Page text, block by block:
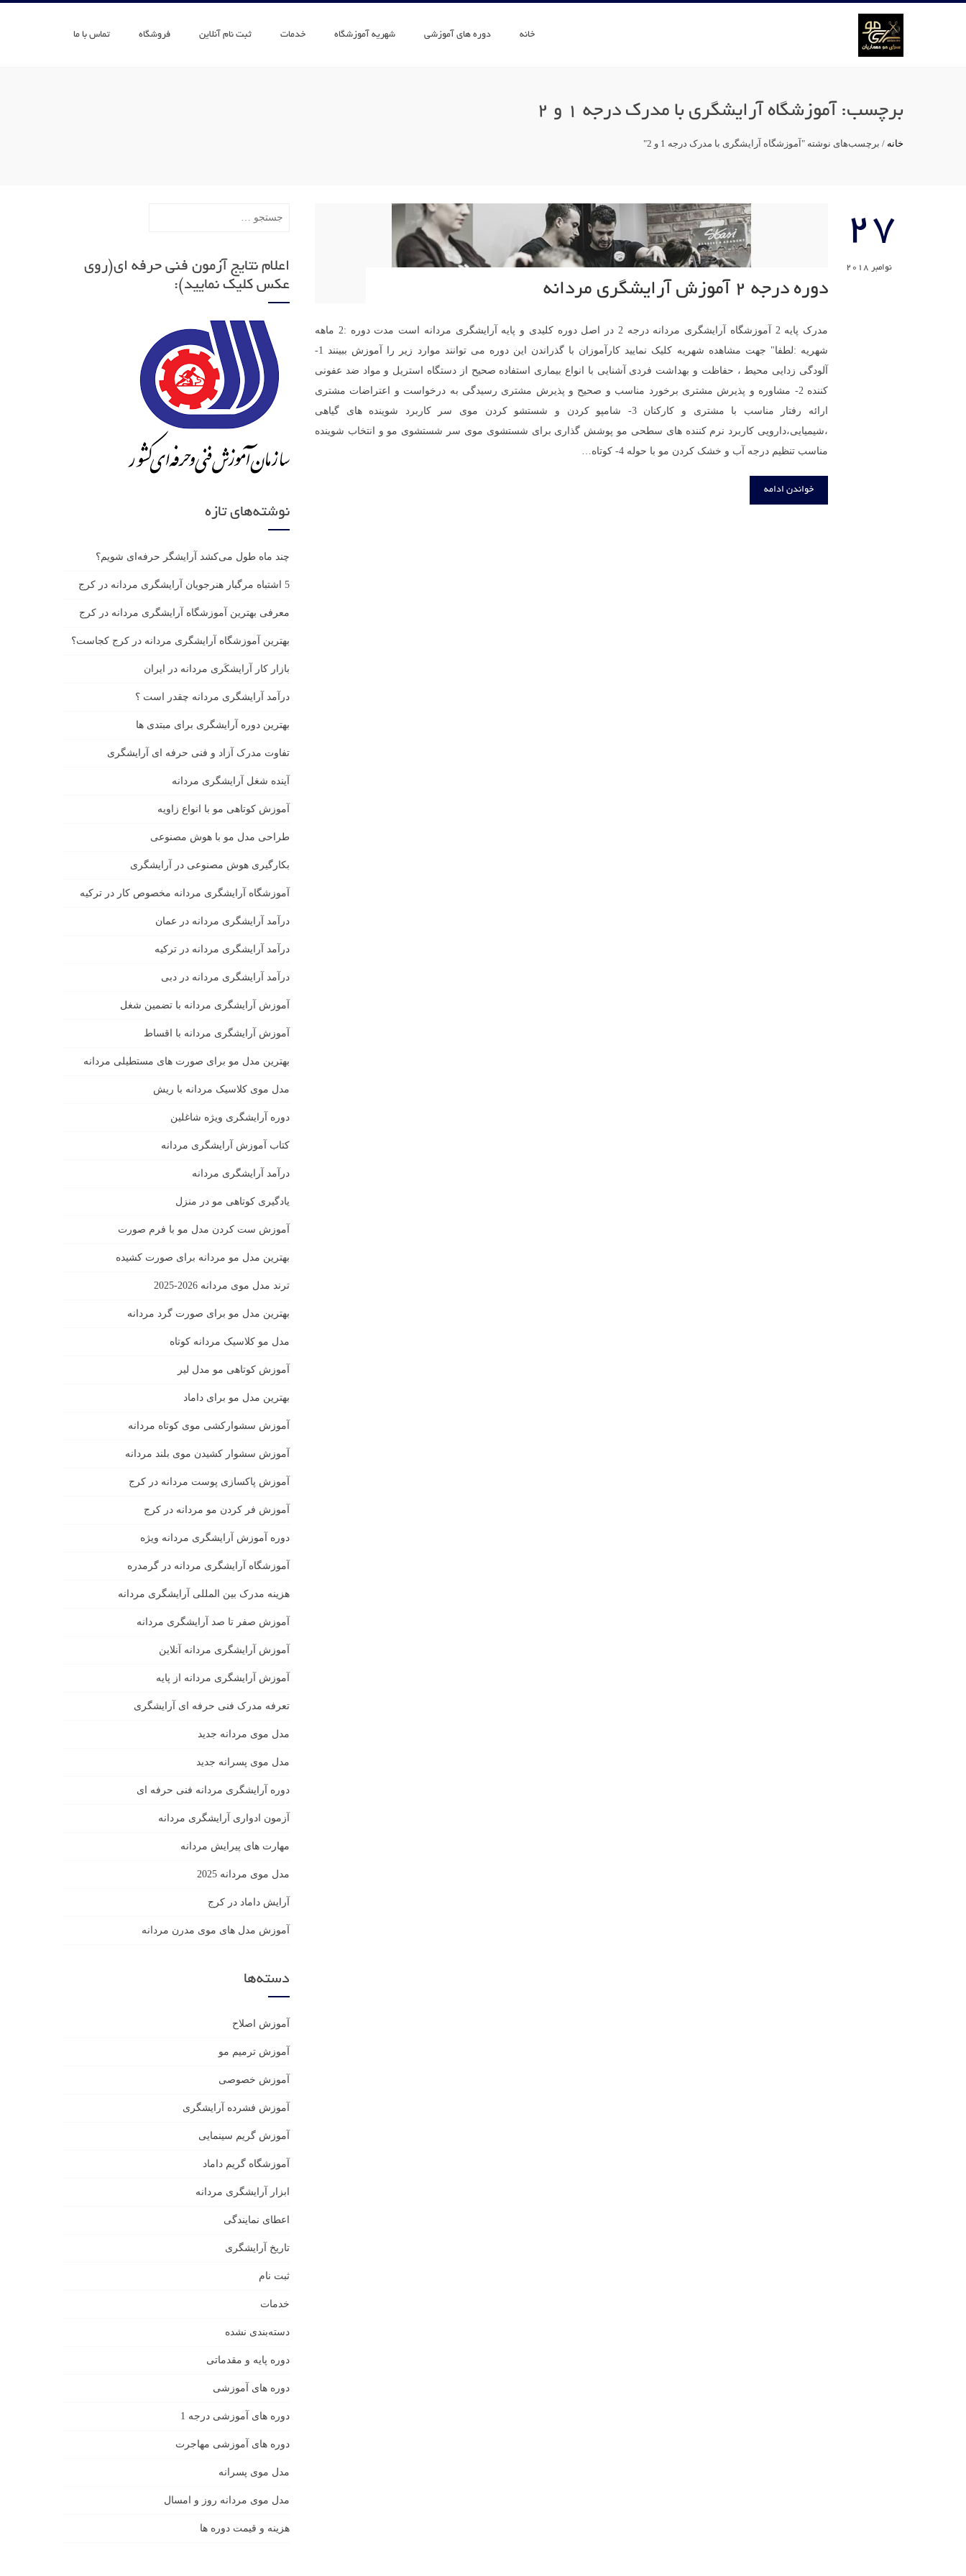
خانه دوره های آموزشی شهریه آموزشگاه خدمات ثبت نام آنلاین فروشگاه تماس با ما
برچسب: آموزشگاه آرایشگری با مدرک درجه 1 و 2
خانه / برچسب‌های نوشته "آموزشگاه آرایشگری با مدرک درجه 1 و 2"
27
نوامبر 2018
دوره درجه 2 آموزش آرایشگری مردانه
مدرک پایه 2 آموزشگاه آرایشگری مردانه درجه 2 در اصل دوره کلیدی و پایه آرایشگری مردانه است مدت دوره :2 ماهه
شهریه :لطفا" جهت مشاهده شهریه کلیک نمایید کارآموزان با گذراندن این دوره می توانند موارد زیر را آموزش ببینند 1-
آلودگی زدایی محیط ، حفاظت و بهداشت فردی آشنایی با انواع بیماری استفاده صحیح از دستگاه استریل و مواد ضد عفونی
کننده 2- مشاوره و پذیرش مشتری برخورد مناسب و صحیح و پذیرش مشتری رسیدگی به درخواست و اعتراضات مشتری
ارائه رفتار مناسب با مشتری و کارکنان 3- شامپو کردن و شستشو کردن موی سر کاربرد شوینده های گیاهی
،شیمیایی،دارویی کاربرد نرم کننده های سطحی مو پوشش گذاری برای شستشوی موی سر شستشوی مو و انتخاب شوینده
مناسب تنظیم درجه آب و خشک کردن مو با حوله 4- کوتاه…
خواندن ادامه
اعلام نتایج آزمون فنی حرفه ای(روی
عکس کلیک نمایید):
نوشته‌های تازه
چند ماه طول می‌کشد آرایشگر حرفه‌ای شویم؟
5 اشتباه مرگبار هنرجویان آرایشگری مردانه در کرج
معرفی بهترین آموزشگاه آرایشگری مردانه در کرج
بهترین آموزشگاه آرایشگری مردانه در کرج کجاست؟
بازار كار آرايشكَرى مردانه در ايران
درآمد آرایشگری مردانه چقدر است ؟
بهترین دوره آرایشگری برای مبتدی ها
تفاوت مدرک آزاد و فنی حرفه ای آرایشگری
آینده شغل آرایشگری مردانه
آموزش کوتاهی مو با انواع زاویه
طراحی مدل مو با هوش مصنوعی
بکارگیری هوش مصنوعی در آرایشگری
آموزشگاه آرایشگری مردانه مخصوص کار در ترکیه
درآمد آرایشگری مردانه در عمان
درآمد آرایشگری مردانه در ترکیه
درآمد آرایشگری مردانه در دبی
آموزش آرایشگری مردانه با تضمین شغل
آموزش آرایشگری مردانه با اقساط
بهترین مدل مو برای صورت های مستطیلی مردانه
مدل موی کلاسیک مردانه با ریش
دوره آرایشگری ویژه شاغلین
کتاب آموزش آرایشگری مردانه
درآمد آرایشگری مردانه
یادگیری كوتاهى مو در منزل
آموزش ست كردن مدل مو با فرم صورت
بهترین مدل مو مردانه برای صورت کشیده
ترند مدل موی مردانه 2026-2025
بهترين مدل مو براى صورت گرد مردانه
مدل مو کلاسیک مردانه کوتاه
آموزش کوتاهی مو مدل لیر
بهترین مدل مو برای داماد
آموزش سشوارکشی موی کوتاه مردانه
آموزش سشوار کشیدن موی بلند مردانه
آموزش پاکسازی پوست مردانه در کرج
آموزش فر کردن مو مردانه در کرج
دوره آموزش آرایشگری مردانه ویژه
آموزشگاه آرایشگری مردانه در گرمدره
هزینه مدرک بین المللی آرایشگری مردانه
آموزش صفر تا صد آرایشگری مردانه
آموزش آرایشگری مردانه آنلاین
آموزش آرایشگری مردانه از پایه
تعرفه مدرک فنی حرفه ای آرایشگری
مدل موی مردانه جدید
مدل موی پسرانه جدید
دوره آرایشگری مردانه فنی حرفه ای
آزمون ادواری آرایشگری مردانه
مهارت های پیرایش مردانه
مدل موی مردانه 2025
آرایش داماد در کرج
آموزش مدل های موی مدرن مردانه
دسته‌ها
آموزش اصلاح
آموزش ترمیم مو
آموزش خصوصی
آموزش فشرده آرایشگری
آموزش گریم سینمایی
آموزشگاه گریم داماد
ابزار آرایشگری مردانه
اعطای نمایندگی
تاریخ آرایشگری
ثبت نام
خدمات
دسته‌بندی نشده
دوره پایه و مقدماتی
دوره های آموزشی
دوره های آموزشی درجه 1
دوره های آموزشی مهاجرت
مدل موی پسرانه
مدل موی مردانه روز و امسال
هزینه و قیمت دوره ها